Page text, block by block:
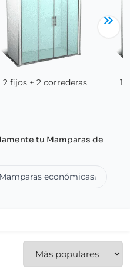
2 fijos + 2 correderas 1
tu Mamparas de
Mamparas económicas